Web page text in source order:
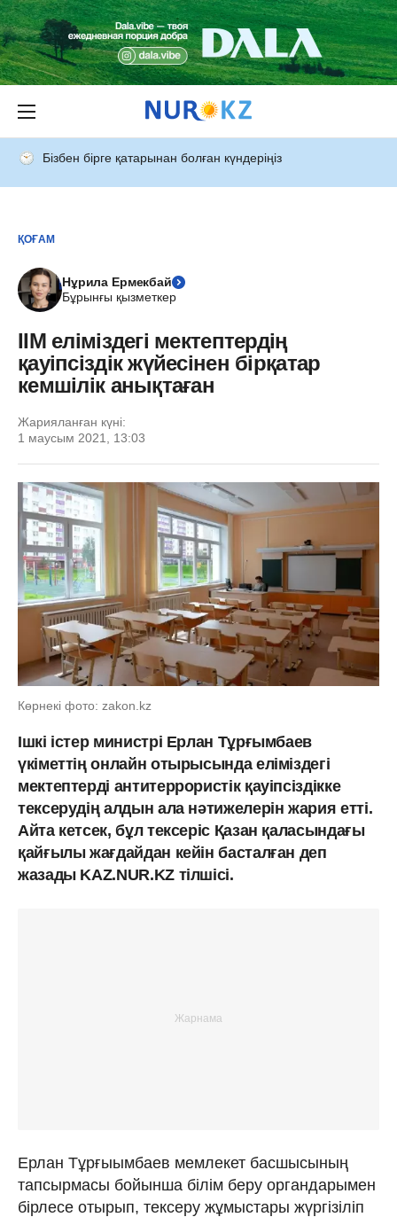
Бізбен бірге қатарынан болған күндеріңіз
ҚОҒАМ
Нұрила Ермекбай
Бұрынғы қызметкер
ІІМ еліміздегі мектептердің
қауіпсіздік жүйесінен бірқатар
кемшілік анықтаған
Жарияланған күні:
1 маусым 2021, 13:03
Көрнекі фото: zakon.kz
Ішкі істер министрі Ерлан Тұрғымбаев
үкіметтің онлайн отырысында еліміздегі
мектептерді антитеррористік қауіпсіздікке
тексерудің алдын ала нәтижелерін жария етті.
Айта кетсек, бұл тексеріс Қазан қаласындағы
қайғылы жағдайдан кейін басталған деп
жазады KAZ.NUR.KZ тілшісі.
Ерлан Тұрғыымбаев мемлекет басшысының
тапсырмасы бойынша білім беру органдарымен
бірлесе отырып, тексеру жұмыстары жүргізіліп